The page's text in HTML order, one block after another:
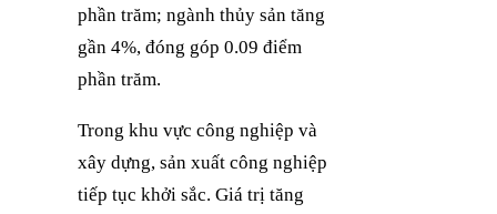
phần trăm; ngành thủy sản tăng
gần 4%, đóng góp 0.09 điểm
phần trăm.
Trong khu vực công nghiệp và
xây dựng, sản xuất công nghiệp
tiếp tục khởi sắc. Giá trị tăng